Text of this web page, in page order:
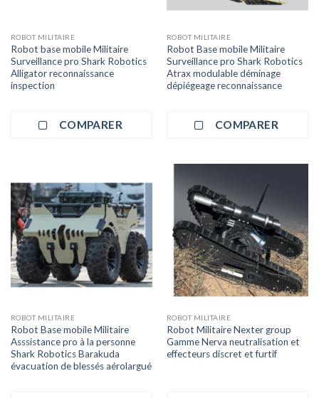
ROBOT MILITAIRE
Robot base mobile Militaire
Surveillance pro Shark Robotics
Alligator reconnaissance
inspection
COMPARER
ROBOT MILITAIRE
Robot Base mobile Militaire
Surveillance pro Shark Robotics
Atrax modulable déminage
dépiégeage reconnaissance
COMPARER
ROBOT MILITAIRE
Robot Base mobile Militaire
Asssistance pro à la personne
Shark Robotics Barakuda
évacuation de blessés aérolargué
ROBOT MILITAIRE
Robot Militaire Nexter group
Gamme Nerva neutralisation et
effecteurs discret et furtif